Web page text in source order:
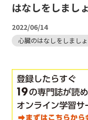
はなしをしまし
2022/06/14
心臓のはなしをしまし